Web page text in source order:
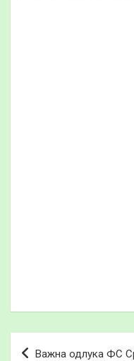
Кретање
Важна одлука ФС